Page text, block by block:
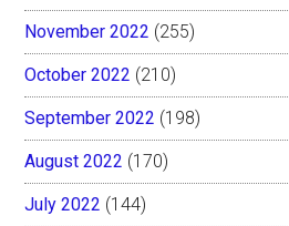
November 2022 (255)
October 2022 (210)
September 2022 (198)
August 2022 (170)
July 2022 (144)